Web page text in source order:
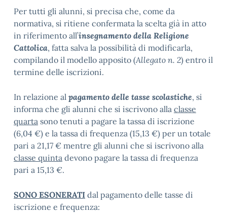
Per tutti gli alunni, si precisa che, come da
normativa, si ritiene confermata la scelta già in atto
in riferimento all’insegnamento della Religione
Cattolica, fatta salva la possibilità di modificarla,
compilando il modello apposito (Allegato n. 2) entro il
termine delle iscrizioni.
In relazione al pagamento delle tasse scolastiche, si
informa che gli alunni che si iscrivono alla classe
quarta sono tenuti a pagare la tassa di iscrizione
(6,04 €) e la tassa di frequenza (15,13 €) per un totale
pari a 21,17 € mentre gli alunni che si iscrivono alla
classe quinta devono pagare la tassa di frequenza
pari a 15,13 €.
SONO ESONERATI dal pagamento delle tasse di
iscrizione e frequenza: